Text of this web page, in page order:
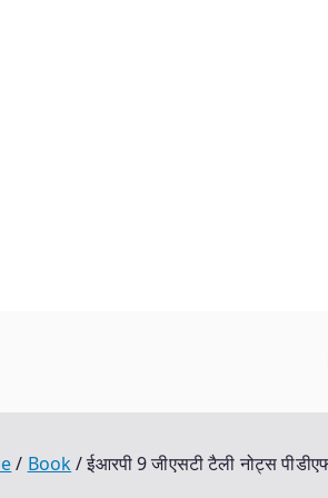
Book ईआरपी 9 जीएसटी टैली नोट्स